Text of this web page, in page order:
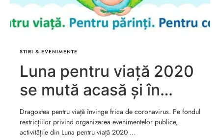
STIRI & EVENIMENTE
Luna pentru viață 2020
se mută acasă și în
mediul online
Dragostea pentru viață învinge frica de coronavirus. Pe fondul
restricțiilor privind organizarea evenimentelor publice,
activitățile din Luna pentru viață 2020 …